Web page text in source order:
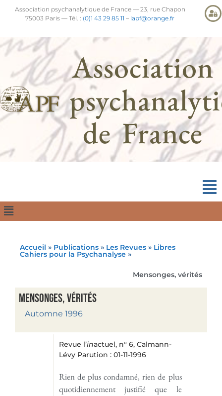
Association psychanalytique de France — 23, rue Chapon
75003 Paris — Tél. : (0)1 43 29 85 11 – lapf@orange.fr
Association
de France
Accueil » Publications » Les Revues » Libres
Cahiers pour la Psychanalyse »
Mensonges, vérités
Mensonges, vérités
Automne 1996
Revue l’inactuel, n° 6, Calmann-
Lévy Parution : 01-11-1996
Rien de plus condamné, rien de plus
quotidiennement justifié que le